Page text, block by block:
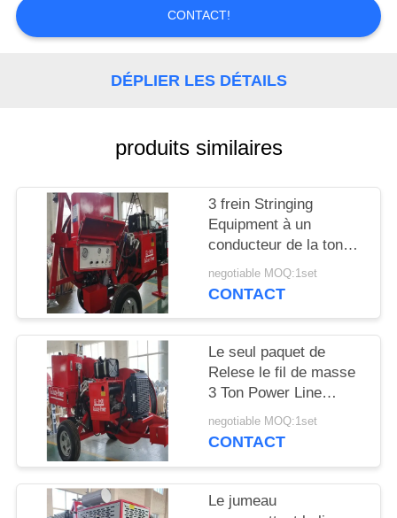
LES
AFFAIRES
PRIVACY
POLICY
CONTACT!
DÉPLIER LES DÉTAILS
produits similaires
3 frein Stringing
Equipment à un
conducteur de la tonne
1300mm Taureau
negotiable MOQ:1set
CONTACT
Le seul paquet de
Relese le fil de masse
3 Ton Power Line
Stringing Equipment
negotiable MOQ:1set
CONTACT
Le jumeau